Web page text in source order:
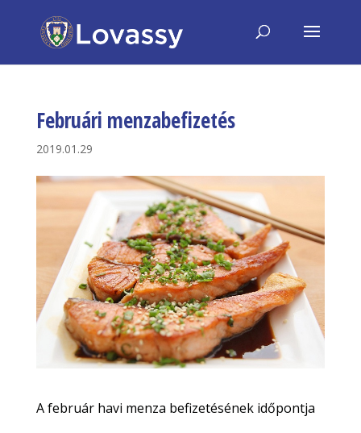
Februári menzabefizetés
2019.01.29
A február havi menza befizetésének időpontja